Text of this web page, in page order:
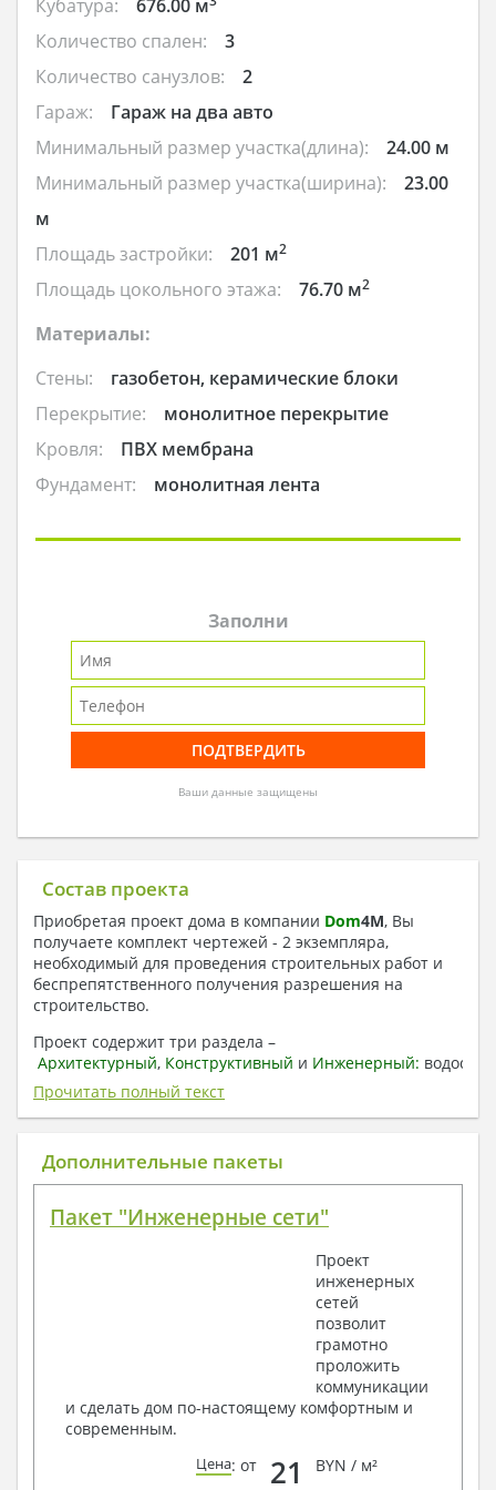
Кубатура: 676.00 м
Количество спален:
3
Количество санузлов:
2
Гараж:
Гараж на два авто
Минимальный размер участка(длина):
24.00 м
Минимальный размер участка(ширина):
23.00
м
Площадь застройки:
201 м2
Площадь цокольного этажа: 76.70 м2
Материалы:
Стены:
газобетон, керамические блоки
Перекрытие:
монолитное перекрытие
Кровля:
ПВХ мембрана
Фундамент:
монолитная лента
Заполни
Ваши данные защищены
Состав проекта
Приобретая проект дома в компании Dom4M, Вы
получаете комплект чертежей - 2 экземпляра,
необходимый для проведения строительных работ и
беспрепятственного получения разрешения на
строительство.
Проект содержит три раздела –
Архитектурный, Конструктивный и Инженерный:
отопление, вентиляция, канализация,
электроснабжение (приобретается за дополнительную
плату) + Пояснительная записка.
1. Архитектурный раздел:
План координационных осей
Поэтажные маркировочные планы с
Разрезы и состав конструкций
Фасады с ведомостью внешних отделок
Элементы проемов – спецификация
Ведомость перемычек – сечения и
спецификация
Экспликация полов
Архитектурные узлы в конструкциях
Прочитать полный текст
Дополнительные пакеты
Пакет "Инженерные сети"
Проект
инженерных
сетей
позволит
грамотно
проложить
коммуникации
и сделать дом по-настоящему комфортным и
современным.
Цена: от 21 BYN / м²